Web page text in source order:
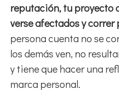
reputación, tu proyecto
verse afectados y correr
persona cuenta no se
los demás ven, no
y tiene que hacer una
marca personal.